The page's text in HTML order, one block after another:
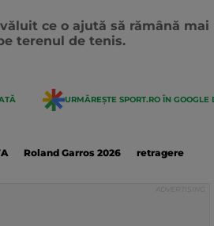
ce o ajută să rămână mai
terenul de tenis.
URMĂREȘTE SPORT.RO ÎN GOOGLE
Roland Garros 2026 retragere